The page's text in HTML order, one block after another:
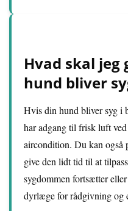
Hvad skal jeg
hund bliver
Hvis din hund bliver syg i
har adgang til frisk luft
aircondition. Du kan også
give den lidt tid til at
sygdommen fortsætter
dyrlæge for rådgivning og